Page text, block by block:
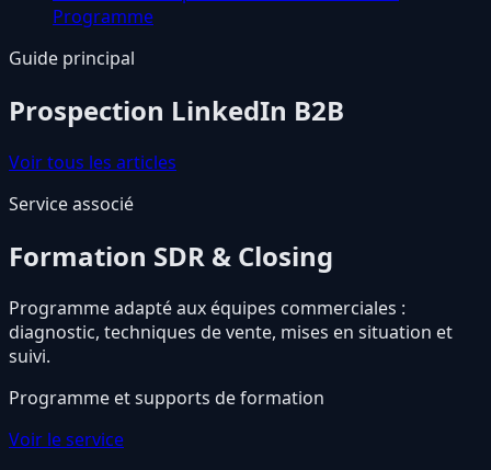
Programme
Guide principal
Prospection LinkedIn B2B
Voir tous les articles
Service associé
Formation SDR & Closing
Programme adapté aux équipes commerciales :
diagnostic, techniques de vente, mises en situation et
suivi.
Programme et supports de formation
Voir le service